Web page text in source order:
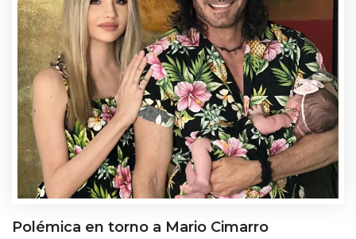
Polémica en torno a Mario Cimarro